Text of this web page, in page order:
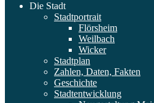
Die Stadt
Stadtportrait
Flörsheim
Weilbach
Wicker
Stadtplan
Zahlen, Daten, Fakten
Geschichte
Stadtentwicklung